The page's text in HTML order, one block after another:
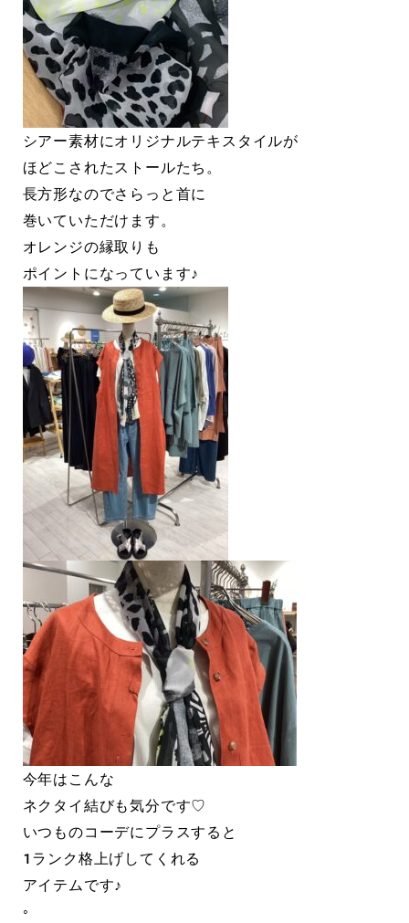
シアー素材にオリジナルテキスタイルが
ほどこされたストールたち。
長方形なのでさらっと首に
巻いていただけます。
オレンジの縁取りも
ポイントになっています♪
今年はこんな
ネクタイ結びも気分です♡
いつものコーデにプラスすると
１ランク格上げしてくれる
アイテムです♪
◦